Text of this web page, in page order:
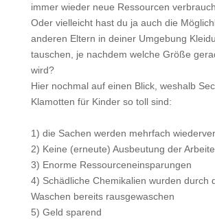
immer wieder neue Ressourcen
Oder vielleicht hast du ja auch die
anderen Eltern in deiner Umgebung
tauschen, je nachdem welche Größe
wird?
Hier nochmal auf einen Blick, weshalb
Klamotten für Kinder so toll sind:
1) die Sachen werden mehrfach
2) Keine (erneute) Ausbeutung der
3) Enorme Ressourceneinsparungen
4) Schädliche Chemikalien wurden durch
Waschen bereits rausgewaschen
5) Geld sparend